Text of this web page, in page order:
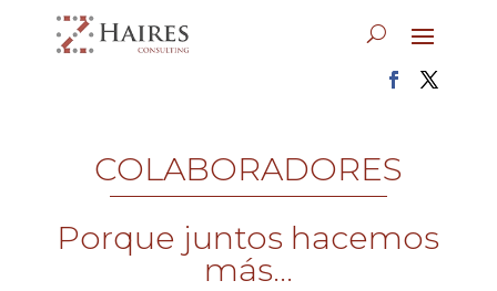
COLABORADORES
Porque juntos hacemos
más...